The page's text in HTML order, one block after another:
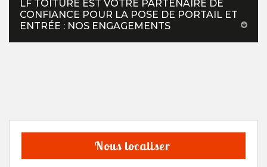
LF TOITURE EST VOTRE PARTENAIRE DE
CONFIANCE POUR LA POSE DE PORTAIL ET
ENTRÉE : NOS ENGAGEMENTS
Nous localiser